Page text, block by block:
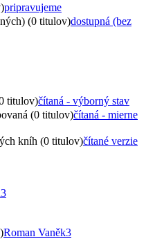
pripravujeme
(0 titulov)dostupná (bez
titulov)čítaná - výborný stav
(0 titulov)čítaná - mierne
kníh (0 titulov)čítané verzie
3
Roman Vaněk3